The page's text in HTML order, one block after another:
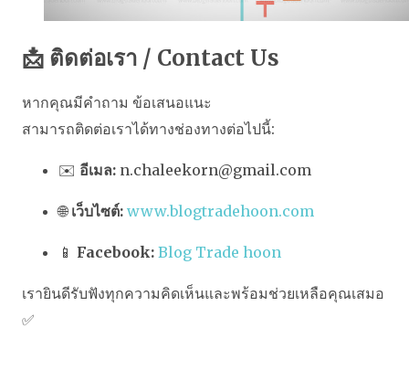
📩 ติดต่อเรา / Contact Us
หากคุณมีคำถาม ข้อเสนอแนะ
สามารถติดต่อเราได้ทางช่องทางต่อไปนี้:
✉️ อีเมล: n.chaleekorn@gmail.com
🌐 เว็บไซต์: www.blogtradehoon.com
📱 Facebook: Blog Trade hoon
เรายินดีรับฟังทุกความคิดเห็นและพร้อมช่วยเหลือคุณเสมอ
✅